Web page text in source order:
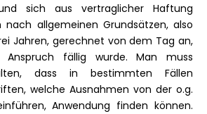
sich aus vertraglicher Haftung
nach allgemeinen Grundsätzen, also
Jahren, gerechnet von dem Tag an,
fällig wurde. Man muss
dass in bestimmten Fällen
welche Ausnahmen von der o.g.
Anwendung finden können.